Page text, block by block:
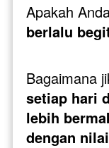
Apakah
berlalu
Bagaimana
setiap hari
lebih
dengan